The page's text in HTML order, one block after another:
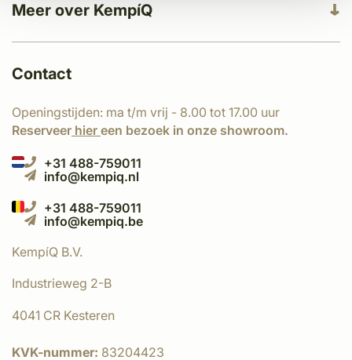
Meer over KempíQ
Contact
Openingstijden: ma t/m vrij - 8.00 tot 17.00 uur
Reserveer hier een bezoek in onze showroom.
+31 488-759011
info@kempiq.nl
+31 488-759011
info@kempiq.be
KempíQ B.V.
Industrieweg 2-B
4041 CR Kesteren
KVK-nummer: 83204423